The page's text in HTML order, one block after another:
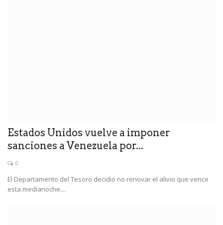
Estados Unidos vuelve a imponer
sanciones a Venezuela por...
0
El Departamento del Tesoro decidió no renovar el alivio que vence
esta medianoche....